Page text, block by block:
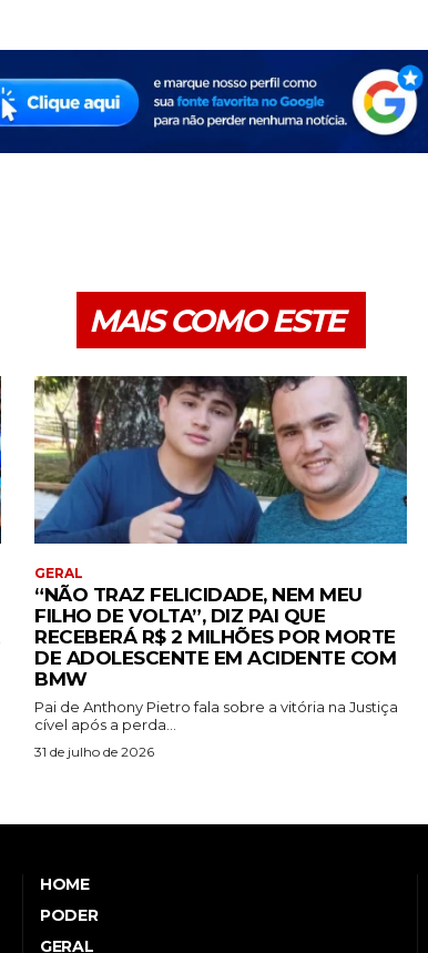
MAIS COMO ESTE
GERAL
“NÃO TRAZ FELICIDADE, NEM MEU
FILHO DE VOLTA”, DIZ PAI QUE
RECEBERÁ R$ 2 MILHÕES POR MORTE
DE ADOLESCENTE EM ACIDENTE COM
BMW
Pai de Anthony Pietro fala sobre a vitória na Justiça
cível após a perda...
31 de julho de 2026
HOME
PODER
GERAL